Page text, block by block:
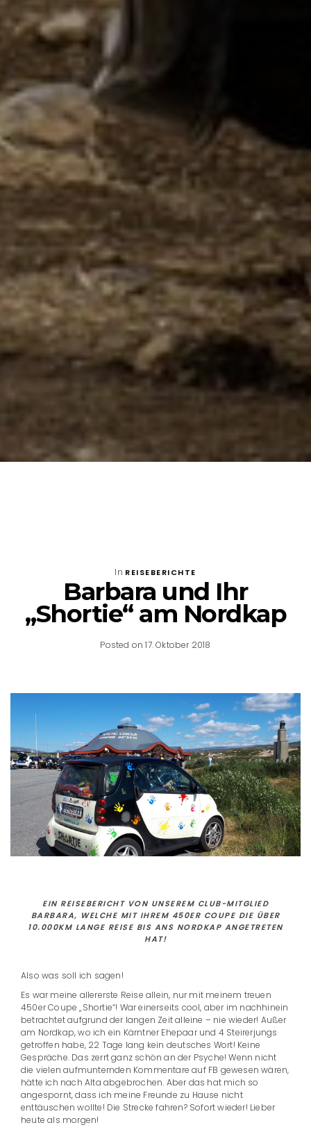
In REISEBERICHTE
Barbara und Ihr
„Shortie“ am Nordkap
Posted on 17. Oktober 2018
EIN REISEBERICHT VON UNSEREM CLUB-MITGLIED
BARBARA, WELCHE MIT IHREM 450ER COUPE DIE ÜBER
10.000KM LANGE REISE BIS ANS NORDKAP ANGETRETEN
HAT!
Also was soll ich sagen!
Es war meine allererste Reise allein, nur mit meinem treuen
450er Coupe „Shortie“! War einerseits cool, aber im nachhinein
betrachtet aufgrund der langen Zeit alleine – nie wieder! Außer
am Nordkap, wo ich ein Kärntner Ehepaar und 4 Steirerjungs
getroffen habe, 22 Tage lang kein deutsches Wort! Keine
Gespräche. Das zerrt ganz schön an der Psyche! Wenn nicht
die vielen aufmunternden Kommentare auf FB gewesen wären,
hätte ich nach Alta abgebrochen. Aber das hat mich so
angespornt, dass ich meine Freunde zu Hause nicht
enttäuschen wollte! Die Strecke fahren? Sofort wieder! Lieber
heute als morgen!